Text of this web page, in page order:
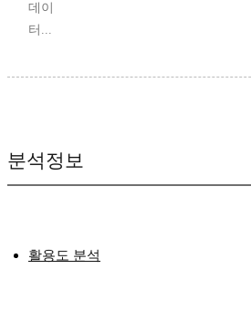
데이
터...
분석정보
활용도 분석